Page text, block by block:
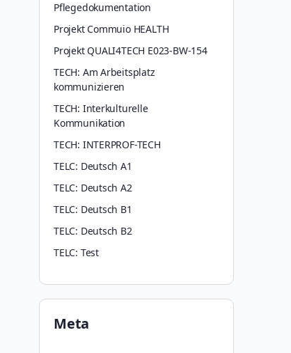
Pflegedokumentation
Projekt Commuio HEALTH
Projekt QUALI4TECH E023-BW-154
TECH: Am Arbeitsplatz
kommunizieren
TECH: Interkulturelle
Kommunikation
TECH: INTERPROF-TECH
TELC: Deutsch A1
TELC: Deutsch A2
TELC: Deutsch B1
TELC: Deutsch B2
TELC: Test
Meta